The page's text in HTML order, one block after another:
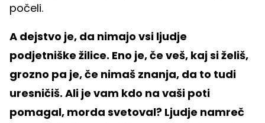
počeli.
A dejstvo je, da nimajo vsi ljudje
podjetniške žilice. Eno je, če veš, kaj si želiš,
grozno pa je, če nimaš znanja, da to tudi
uresničiš. Ali je vam kdo na vaši poti
pomagal, morda svetoval? Ljudje namreč